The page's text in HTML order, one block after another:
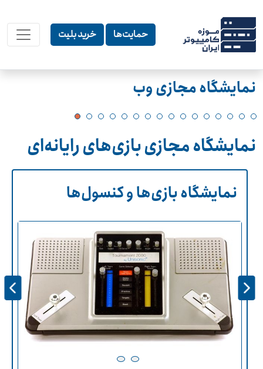
حمایت‌ها خرید بلیت
نمایشگاه مجازی وب
نمایشگاه مجازی بازی‌های رایانه‌ای
نمایشگاه بازی‌ها و کنسول‌ها